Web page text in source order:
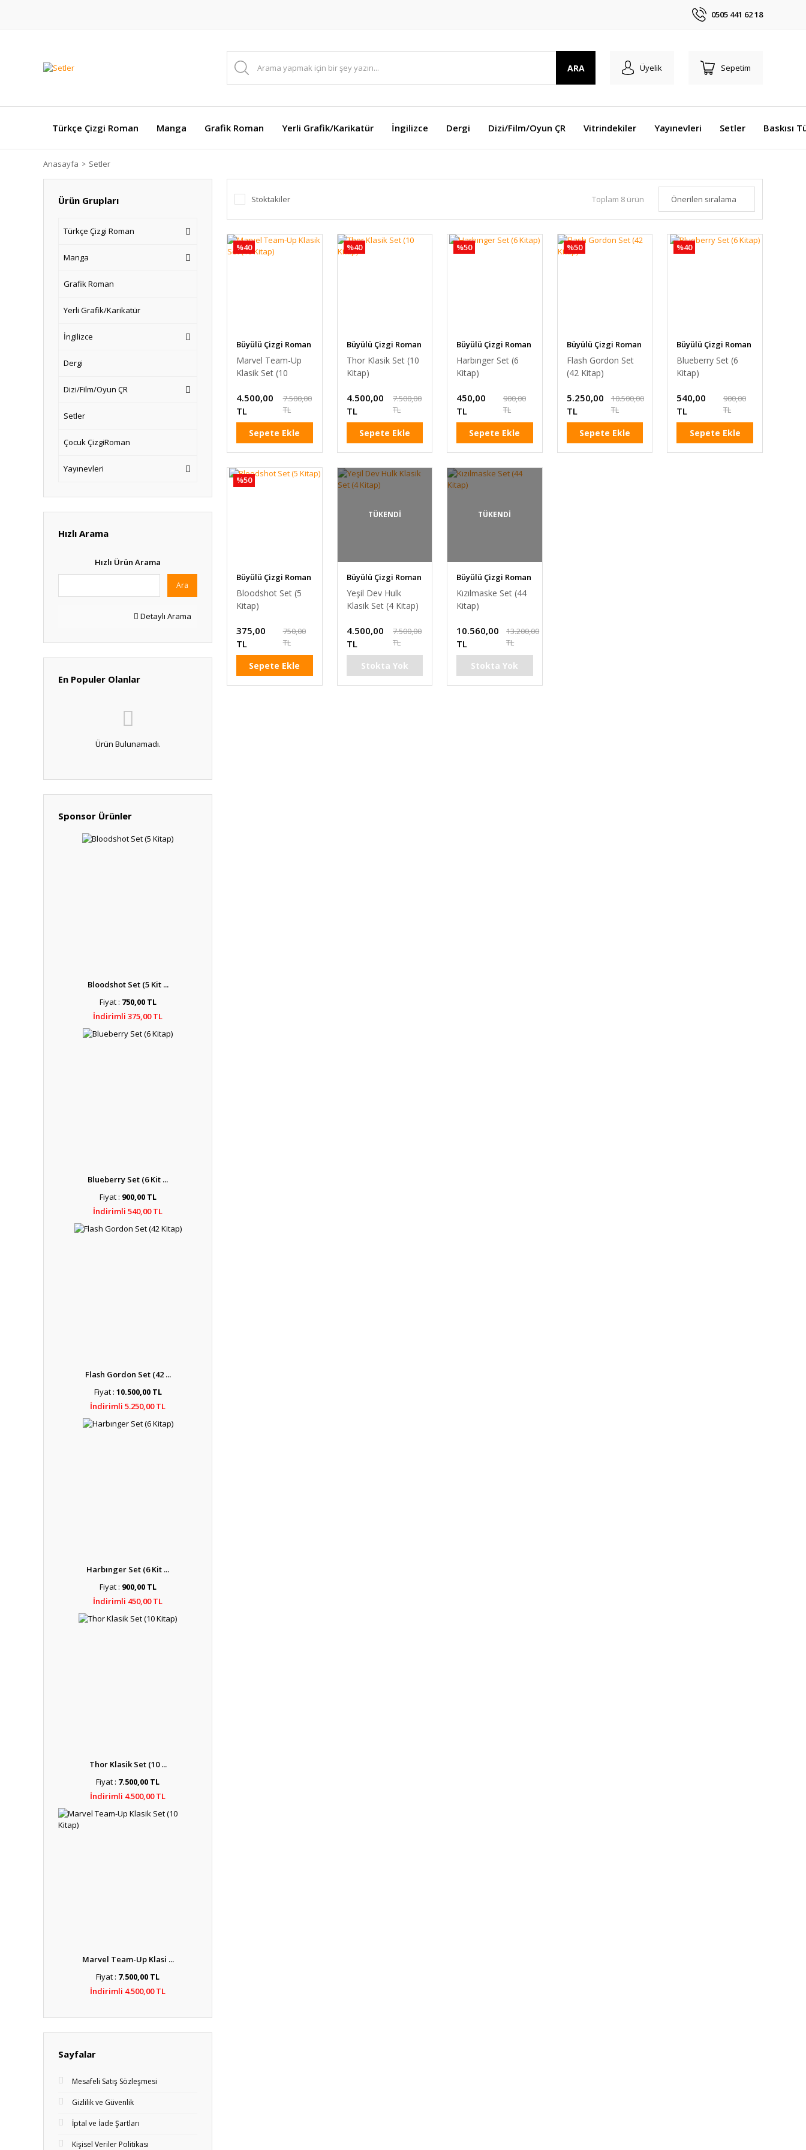
0505 441 62 18
ARA Üyelik Sepetim
Türkçe Çizgi Roman Manga Grafik Roman Yerli Grafik/Karikatür İngilizce Dergi Dizi/Film/Oyun ÇR Vitrindekiler Yayınevleri Setler Baskısı
Anasayfa Setler
Ürün Grupları
Türkçe Çizgi Roman
Manga
Grafik Roman
Yerli Grafik/Karikatür
İngilizce
Dergi
Dizi/Film/Oyun ÇR
Setler
Çocuk ÇizgiRoman
Yayınevleri
Hızlı Arama
Hızlı Ürün Arama
Ara
Detaylı Arama
En Populer Olanlar
Ürün Bulunamadı.
Sponsor Ürünler
Bloodshot Set (5 Kit ...
Fiyat : 750,00 TL
İndirimli 375,00 TL
Blueberry Set (6 Kit ...
Fiyat : 900,00 TL
İndirimli 540,00 TL
Flash Gordon Set (42 ...
Fiyat : 10.500,00 TL
İndirimli 5.250,00 TL
Harbınger Set (6 Kit ...
Fiyat : 900,00 TL
İndirimli 450,00 TL
Thor Klasik Set (10 ...
Fiyat : 7.500,00 TL
İndirimli 4.500,00 TL
Marvel Team-Up Klasi ...
Fiyat : 7.500,00 TL
İndirimli 4.500,00 TL
Sayfalar
Mesafeli Satış Sözleşmesi
Gizlilik ve Güvenlik
İptal ve İade Şartları
Kişisel Veriler Politikası
Stoktakiler Toplam 8 ürün
%40
Büyülü Çizgi Roman
Marvel Team-Up
Klasik Set (10
4.500,00
TL
7.500,00
TL
Sepete Ekle
%40
Büyülü Çizgi Roman
Thor Klasik Set (10
Kitap)
4.500,00
TL
7.500,00
TL
Sepete Ekle
%50
Büyülü Çizgi Roman
Harbınger Set (6
Kitap)
450,00
TL
900,00
TL
Sepete Ekle
%50
Büyülü Çizgi Roman
Flash Gordon Set
(42 Kitap)
5.250,00
TL
10.500,00
TL
Sepete Ekle
%40
Büyülü Çizgi Roman
Blueberry Set (6
Kitap)
540,00
TL
900,00
TL
Sepete Ekle
%50
Büyülü Çizgi Roman
Bloodshot Set (5
Kitap)
375,00
TL
750,00
TL
Sepete Ekle
TÜKENDİ
Büyülü Çizgi Roman
Yeşil Dev Hulk
Klasik Set (4 Kitap)
4.500,00
TL
7.500,00
TL
Stokta Yok
TÜKENDİ
Büyülü Çizgi Roman
Kızılmaske Set (44
Kitap)
10.560,00
TL
13.200,00
TL
Stokta Yok